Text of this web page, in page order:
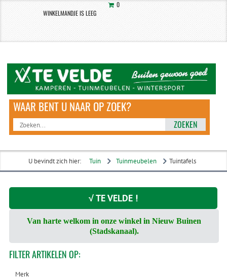
0
WINKELMANDJE IS LEEG
ZOEKEN
U bevindt zich hier: Tuin Tuinmeubelen Tuintafels
√ TE VELDE !
Van harte welkom in onze winkel in Nieuw Buinen
(Stadskanaal).
FILTERARTIKELEN OP:
Merk